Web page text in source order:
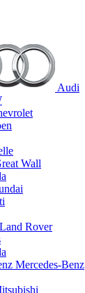
Audi
Wall
Land Rover
Mercedes-Benz